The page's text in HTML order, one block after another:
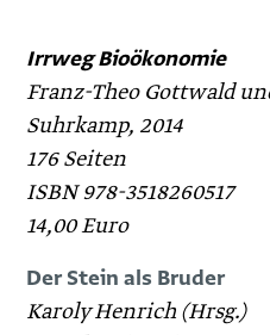
Irrweg Bioökonomie
Franz-Theo Gottwald
Suhrkamp, 2014
176 Seiten
ISBN 978-3518260517
14,00 Euro
Der Stein als Bruder
Karoly Henrich (Hrsg.)